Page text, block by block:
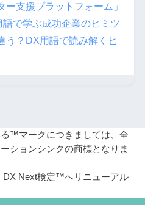
支援プラットフォーム」
で学ぶ成功企業のヒミツ
う？DX用語で読み解くヒ
™マークにつきましては、全
ションシンクの商標となりま
Next検定™へリニューアル